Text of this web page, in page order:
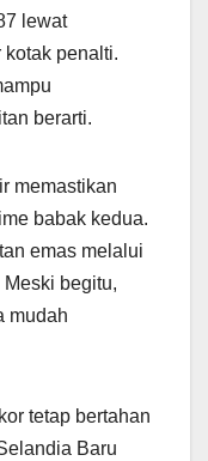
lewat
penalti.
berarti.
memastikan
babak kedua.
emas melalui
begitu,
mudah
tetap bertahan
Baru